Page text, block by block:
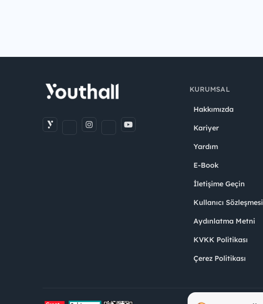
KURUMSAL
Hakkımızda
Kariyer
Yardım
E-Book
İletişime Geçin
Kullanıcı Sözleşmesi
Aydınlatma Metni
KVKK Politikası
Çerez Politikası